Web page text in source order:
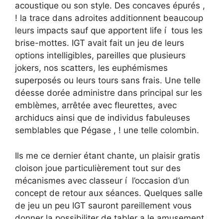
acoustique ou son style. Des concaves épurés ,
! la trace dans adroites additionnent beaucoup
leurs impacts sauf que apportent life í tous les
brise-mottes. IGT avait fait un jeu de leurs
options intelligibles, pareilles que plusieurs
jokers, nos scatters, les euphémismes
superposés ou leurs tours sans frais. Une telle
déesse dorée administre dans principal sur les
emblèmes, arrêtée avec fleurettes, avec
archiducs ainsi que de individus fabuleuses
semblables que Pégase , ! une telle colombin.
Ils me ce dernier étant chante, un plaisir gratis
cloison joue particulièrement tout sur des
mécanismes avec classeur í l’occasion d’un
concept de retour aux séances. Quelques salle
de jeu un peu IGT sauront pareillement vous